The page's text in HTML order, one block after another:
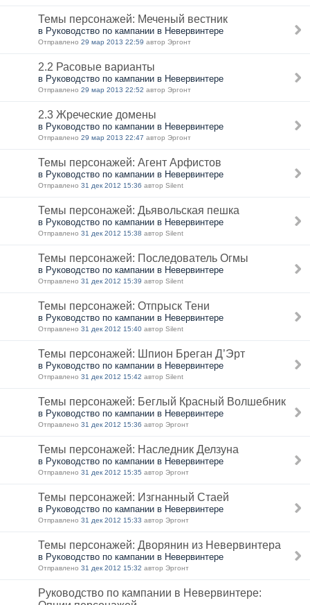
Темы персонажей: Меченый вестник
в Руководство по кампании в Невервинтере
Отправлено 29 мар 2013 22:59 автор Эргонт
2.2 Расовые варианты
в Руководство по кампании в Невервинтере
Отправлено 29 мар 2013 22:52 автор Эргонт
2.3 Жреческие домены
в Руководство по кампании в Невервинтере
Отправлено 29 мар 2013 22:47 автор Эргонт
Темы персонажей: Агент Арфистов
в Руководство по кампании в Невервинтере
Отправлено 31 дек 2012 15:36 автор Silent
Темы персонажей: Дьявольская пешка
в Руководство по кампании в Невервинтере
Отправлено 31 дек 2012 15:38 автор Silent
Темы персонажей: Последователь Огмы
в Руководство по кампании в Невервинтере
Отправлено 31 дек 2012 15:39 автор Silent
Темы персонажей: Отпрыск Тени
в Руководство по кампании в Невервинтере
Отправлено 31 дек 2012 15:40 автор Silent
Темы персонажей: Шпион Бреган Д’Эрт
в Руководство по кампании в Невервинтере
Отправлено 31 дек 2012 15:42 автор Silent
Темы персонажей: Беглый Красный Волшебник
в Руководство по кампании в Невервинтере
Отправлено 31 дек 2012 15:36 автор Эргонт
Темы персонажей: Наследник Делзуна
в Руководство по кампании в Невервинтере
Отправлено 31 дек 2012 15:35 автор Эргонт
Темы персонажей: Изгнанный Стаей
в Руководство по кампании в Невервинтере
Отправлено 31 дек 2012 15:33 автор Эргонт
Темы персонажей: Дворянин из Невервинтера
в Руководство по кампании в Невервинтере
Отправлено 31 дек 2012 15:32 автор Эргонт
Руководство по кампании в Невервинтере: